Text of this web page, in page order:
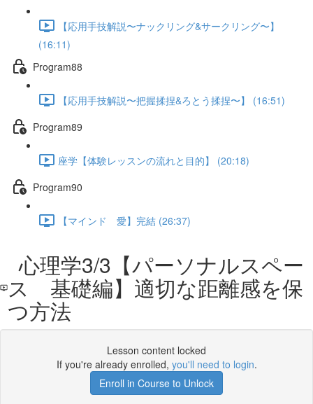
【応用手技解説〜ナックリング&サークリング〜】
(16:11)
Program88
【応用手技解説〜把握揉捏&ろとう揉捏〜】 (16:51)
Program89
座学【体験レッスンの流れと目的】 (20:18)
Program90
【マインド 愛】完結 (26:37)
心理学3/3【パーソナルスペー
ス 基礎編】適切な距離感を保
つ方法
Lesson content locked
If you're already enrolled, you'll need to login.
Enroll in Course to Unlock